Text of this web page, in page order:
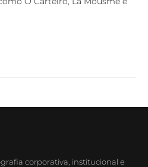
corporativa, institucional e